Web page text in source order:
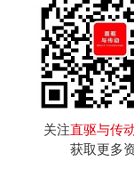
关注直驱与传
获取更多